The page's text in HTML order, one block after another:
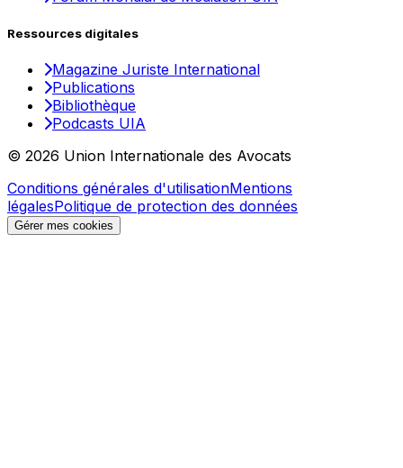
Ressources digitales
Magazine Juriste International
Publications
Bibliothèque
Podcasts UIA
© 2026 Union Internationale des Avocats
Conditions générales d'utilisationMentions
légalesPolitique de protection des données
Gérer mes cookies